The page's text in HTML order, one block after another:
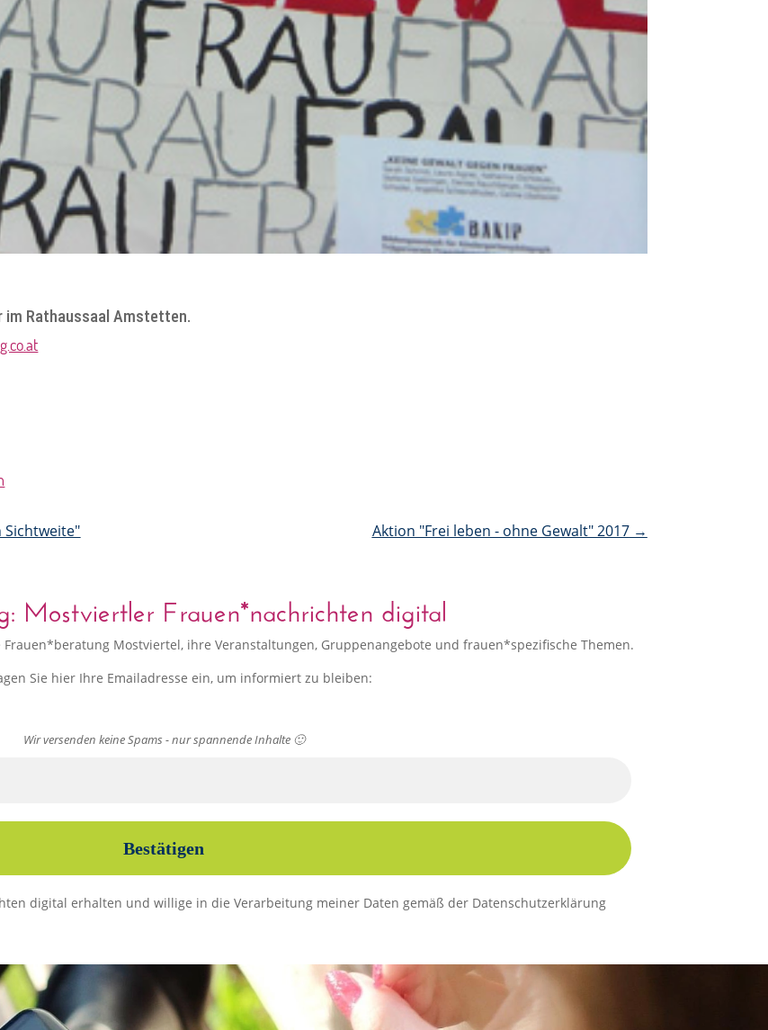
im Rathaussaal Amstetten.
Sichtweite" Aktion "Frei leben - ohne Gewalt" 2017→
Mostviertler Frauen*nachrichten digital
Mostviertel, ihre Veranstaltungen, Gruppenangebote und frauen*spezifische Themen.
Sie hier Ihre Emailadresse ein, um informiert zu bleiben:
Wir versenden keine Spams - nur spannende Inhalte 🙂
digital erhalten und willige in die Verarbeitung meiner Daten gemäß der Datenschutzerklärung